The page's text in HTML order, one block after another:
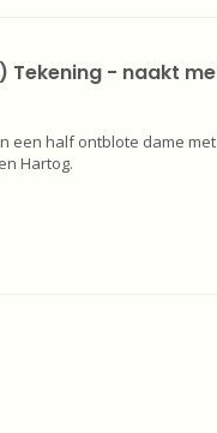
Tekening - naakt
een half ontblote dame
Hartog.